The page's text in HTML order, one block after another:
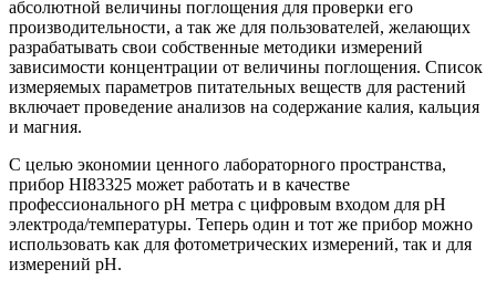
абсолютной величины поглощения для проверки его
производительности, а так же для пользователей, желающих
разрабатывать свои собственные методики измерений
зависимости концентрации от величины поглощения. Список
измеряемых параметров питательных веществ для растений
включает проведение анализов на содержание калия, кальция
и магния.
С целью экономии ценного лабораторного пространства,
прибор HI83325 может работать и в качестве
профессионального pH метра с цифровым входом для pH
электрода/температуры. Теперь один и тот же прибор можно
использовать как для фотометрических измерений, так и для
измерений pH.